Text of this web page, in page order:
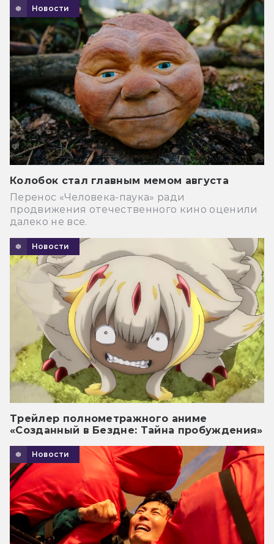
Новости
Колобок стал главным мемом августа
Перенос «Человека-паука» ради
продвижения отечественного кино оценили
далеко не все.
Новости
Трейлер полнометражного аниме
«Созданный в Бездне: Тайна пробуждения»
Новости